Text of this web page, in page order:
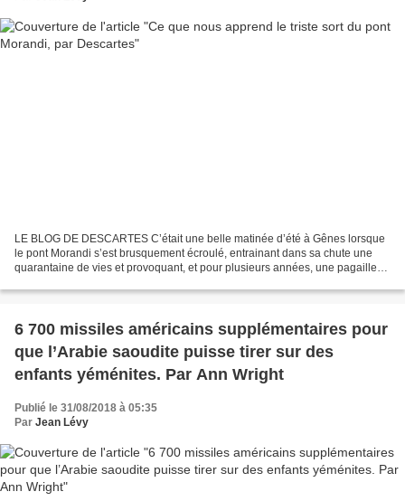
LE BLOG DE DESCARTES C’était une belle matinée d’été à Gênes lorsque
le pont Morandi s’est brusquement écroulé, entrainant dans sa chute une
quarantaine de vies et provoquant, et pour plusieurs années, une pagaille
6 700 missiles américains supplémentaires pour
que l’Arabie saoudite puisse tirer sur des
enfants yéménites. Par Ann Wright
Publié le 31/08/2018 à 05:35
Par Jean Lévy